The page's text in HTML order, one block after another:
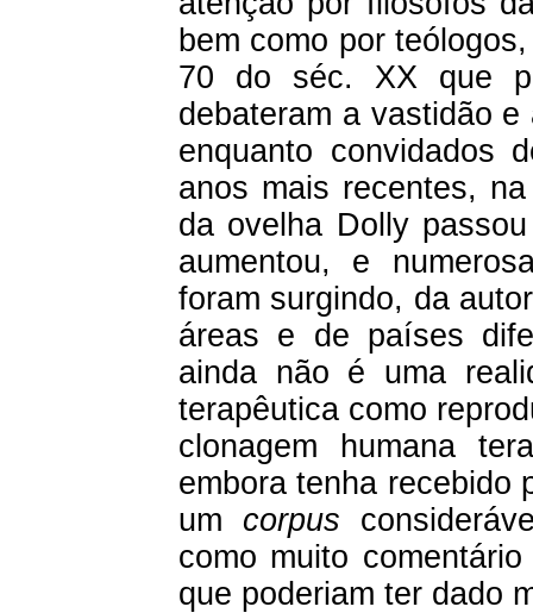
bem como por
70 do séc. XX que
debateram a vastidão
enquanto convidados
anos mais recentes,
da ovelha Dolly
aumentou, e
foram surgindo, da
áreas e de países
ainda não é uma
terapêutica como
clonagem humana
embora tenha recebido
um corpus
como muito
que poderiam ter dado